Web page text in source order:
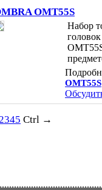
OMT55S
Набор
OMT55S
345 Ctrl →